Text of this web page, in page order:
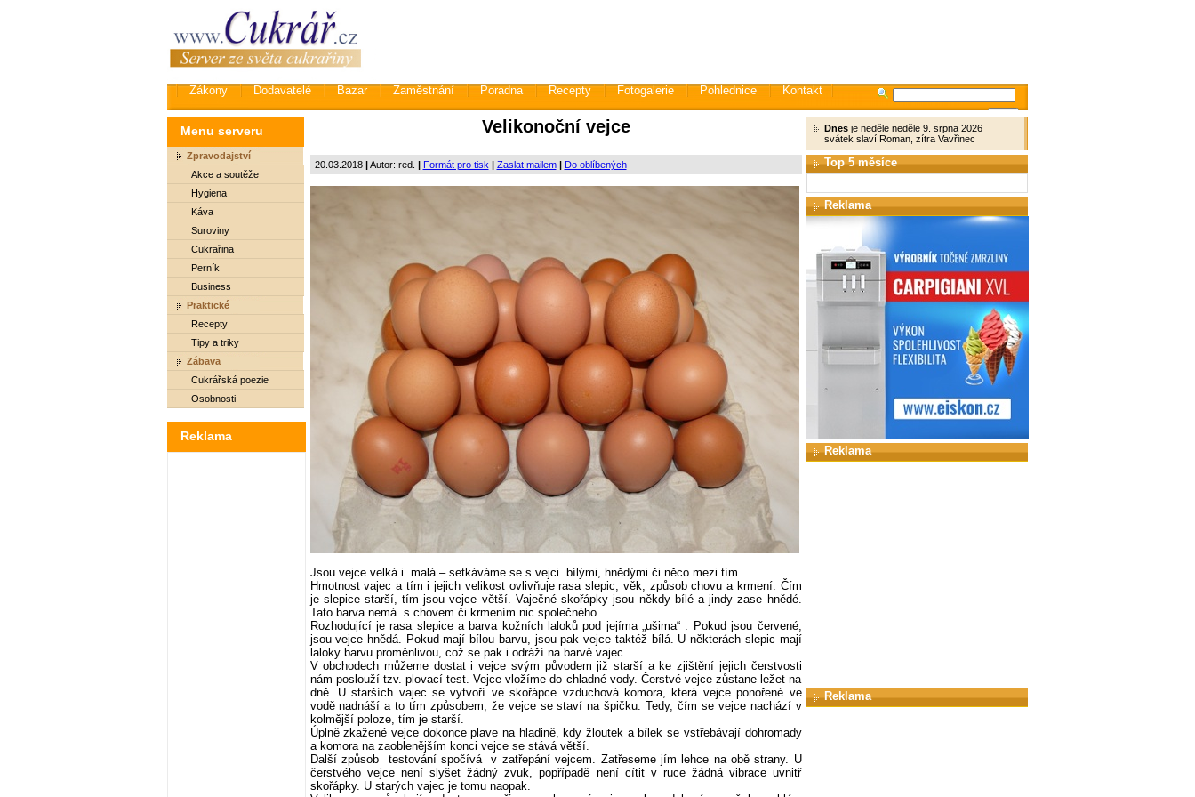
Zákony Dodavatelé Bazar Zaměstnání Poradna Recepty Fotogalerie Pohlednice Kontakt
Menu serveru
Zpravodajství
Akce a soutěže
Hygiena
Káva
Suroviny
Cukrařina
Perník
Business
Praktické
Recepty
Tipy a triky
Zábava
Cukrářská poezie
Osobnosti
Reklama
Velikonoční vejce
20.03.2018 |Autor: red. | Formát pro tisk | Zaslat mailem | Do oblíbených
Jsou vejce velká i malá – setkáváme se s vejci bílými, hnědými či něco mezi tím.
Hmotnost vajec a tím i jejich velikost ovlivňuje rasa slepic, věk, způsob chovu a krmení. Čím
je slepice starší, tím jsou vejce větší. Vaječné skořápky jsou někdy bílé a jindy zase hnědé.
Tato barva nemá s chovem či krmením nic společného.
Rozhodující je rasa slepice a barva kožních laloků pod jejíma „ušima“ . Pokud jsou červené,
jsou vejce hnědá. Pokud mají bílou barvu, jsou pak vejce taktéž bílá. U některách slepic mají
laloky barvu proměnlivou, což se pak i odráží na barvě vajec.
V obchodech můžeme dostat i vejce svým původem již starší a ke zjištění jejich čerstvosti
nám poslouží tzv. plovací test. Vejce vložíme do chladné vody. Čerstvé vejce zůstane ležet na
dně. U starších vajec se vytvoří ve skořápce vzduchová komora, která vejce ponořené ve
vodě nadnáší a to tím způsobem, že vejce se staví na špičku. Tedy, čím se vejce nachází v
kolmější poloze, tím je starší.
Úplně zkažené vejce dokonce plave na hladině, kdy žloutek a bílek se vstřebávají dohromady
a komora na zaoblenějším konci vejce se stává větší.
Další způsob testování spočívá v zatřepání vejcem. Zatřeseme jím lehce na obě strany. U
čerstvého vejce není slyšet žádný zvuk, popřípadě není cítit v ruce žádná vibrace uvnitř
skořápky. U starých vajec je tomu naopak.
Dnesje neděle neděle 9. srpna 2026
svátek slaví Roman, zítra Vavřinec
Top 5 měsíce
Reklama
Reklama
Reklama